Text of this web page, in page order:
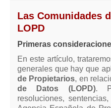
Entrar / Salir
Mis boletines
Las Comunidades
LOPD
Primeras
En este artículo,
generales que hay que
de Propietarios, en
de Datos (LOPD).
resoluciones,